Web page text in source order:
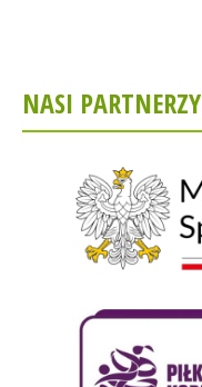
NASI PARTNERZY